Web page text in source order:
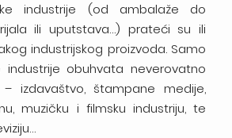
industrije (od ambalaže do
ili uputstava…) prateći su ili
industrijskog proizvoda. Samo
industrije obuhvata neverovatno
izdavaštvo, štampane medije,
muzičku i filmsku industriju, te